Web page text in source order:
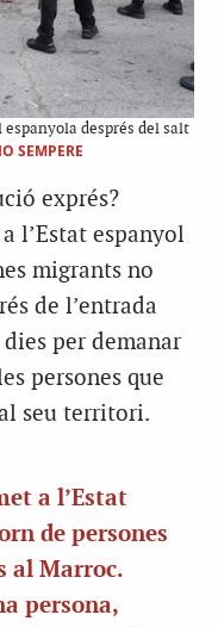
després del salt
SEMPERE
exprés?
l’Estat espanyol
migrants no
de l’entrada
dies per demanar
persones que
seu territori.
a l’Estat
de persones
al Marroc.
persona,